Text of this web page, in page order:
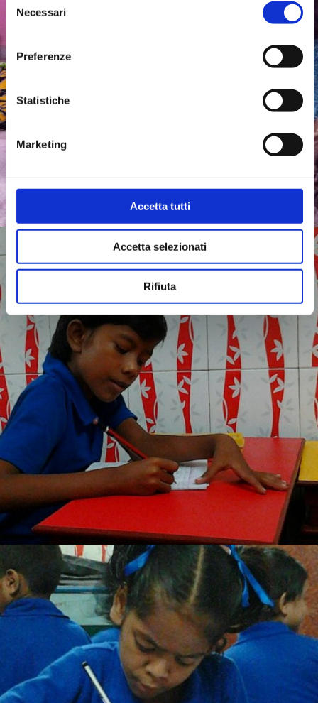
delNecessari
Preferenze
Statistiche
Marketing
Accetta tutti
Accetta selezionati
Rifiuta